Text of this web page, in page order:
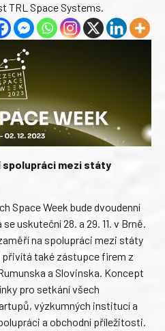
TRL Space Systems.
spolupráci mezi státy
Space Week bude dvoudenní
uskuteční 28. a 29. 11. v Brně.
na spolupráci mezi státy
také zástupce firem z
a Slovinska. Koncept
pro setkání všech
výzkumných institucí a
a obchodní příležitosti.